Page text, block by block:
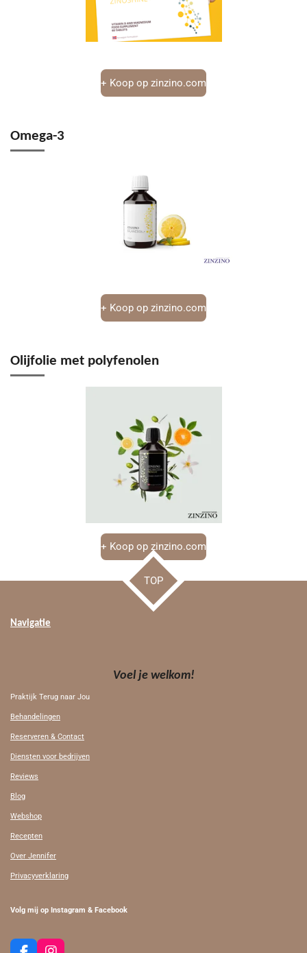
+ Koop op zinzino.com
Omega-3
+ Koop op zinzino.com
Olijfolie met polyfenolen
+ Koop op zinzino.com
TOP
Navigatie
Voel je welkom!
Praktijk Terug naar Jou
Behandelingen
Reserveren & Contact
Diensten voor bedrijven
Reviews
Blog
Webshop
Recepten
Over Jennifer
Privacyverklaring
Volg mij op Instagram & Facebook